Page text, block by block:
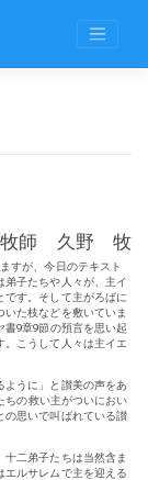
牧師 久野 牧
すが、今日のテキスト
子たちや人々が、主イ
です。そして主がろばに
た枝などを敷いていま
9章9節の預言を思い起
。こうして人々は主イエ
ように」と讃美の声をあ
ちの救い主がついにおい
の思いで叫ばれている讃
十二弟子たちは当然含ま
エルサレムで主を迎える